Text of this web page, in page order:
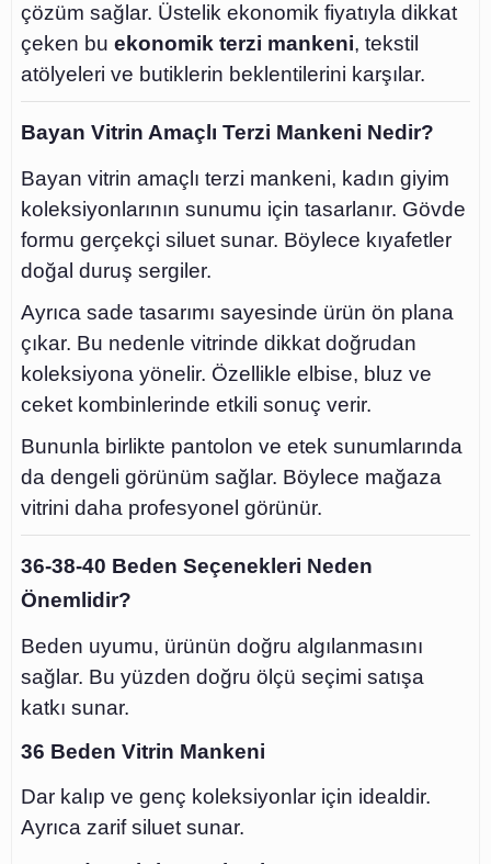
çözüm sağlar. Üstelik ekonomik fiyatıyla dikkat
çeken bu ekonomik terzi mankeni, tekstil
atölyeleri ve butiklerin beklentilerini karşılar.
Bayan Vitrin Amaçlı Terzi Mankeni Nedir?
Bayan vitrin amaçlı terzi mankeni, kadın giyim
koleksiyonlarının sunumu için tasarlanır. Gövde
formu gerçekçi siluet sunar. Böylece kıyafetler
doğal duruş sergiler.
Ayrıca sade tasarımı sayesinde ürün ön plana
çıkar. Bu nedenle vitrinde dikkat doğrudan
koleksiyona yönelir. Özellikle elbise, bluz ve
ceket kombinlerinde etkili sonuç verir.
Bununla birlikte pantolon ve etek sunumlarında
da dengeli görünüm sağlar. Böylece mağaza
vitrini daha profesyonel görünür.
36-38-40 Beden Seçenekleri Neden
Önemlidir?
Beden uyumu, ürünün doğru algılanmasını
sağlar. Bu yüzden doğru ölçü seçimi satışa
katkı sunar.
36 Beden Vitrin Mankeni
Dar kalıp ve genç koleksiyonlar için idealdir.
Ayrıca zarif siluet sunar.